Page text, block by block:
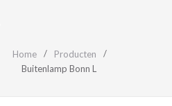
Home
Producten
Buitenlamp Bonn L